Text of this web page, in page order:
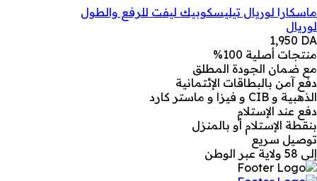
ماسكارا لوريال تيليسكوبيك ليفت للرفع والطول
لوريال
1,950 DA
منتجات أصلية 100%
مع ضمان الجودة المطلق
دفع آمن بالبطاقات الإئتمانية
الذهبية و CIB و فيزا و ماستر كارد
دفع عند الإستلام
بنقطة الإستلام أو بالمنزل
توصيل سريع
إلى 58 ولاية عبر الوطن